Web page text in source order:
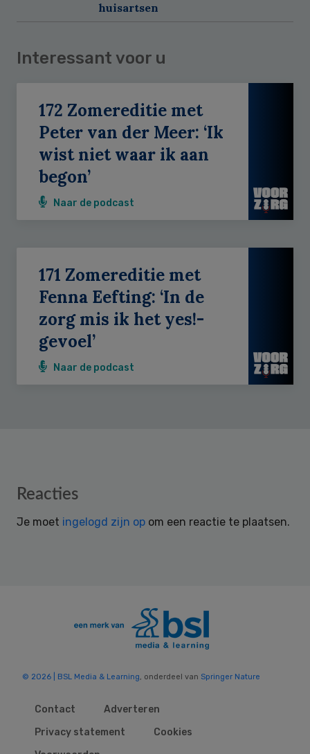
huisartsen
Interessant voor u
172 Zomereditie met
Peter van der Meer: ‘Ik
wist niet waar ik aan
begon’
Naar de podcast
171 Zomereditie met
Fenna Eefting: ‘In de
zorg mis ik het yes!-
gevoel’
Naar de podcast
Reader
Reacties
Je moet ingelogd zijn op om een reactie te plaatsen.
© 2026 | BSL Media & Learning, onderdeel van Springer Nature
Contact
Adverteren
Privacy statement
Cookies